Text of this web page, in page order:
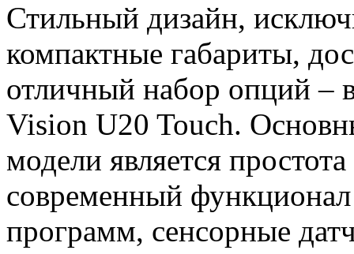
Стильный дизайн,
компактные габариты,
отличный набор опций –
Vision U20 Touch.
модели является
современный
программ, сенсорные